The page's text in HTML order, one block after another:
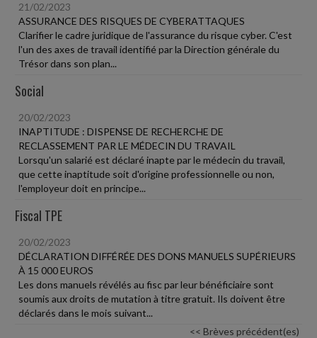
21/02/2023
ASSURANCE DES RISQUES DE CYBERATTAQUES
Clarifier le cadre juridique de l'assurance du risque cyber. C'est
l'un des axes de travail identifié par la Direction générale du
Trésor dans son plan...
Social
20/02/2023
INAPTITUDE : DISPENSE DE RECHERCHE DE
RECLASSEMENT PAR LE MÉDECIN DU TRAVAIL
Lorsqu'un salarié est déclaré inapte par le médecin du travail,
que cette inaptitude soit d'origine professionnelle ou non,
l'employeur doit en principe...
Fiscal TPE
20/02/2023
DÉCLARATION DIFFÉRÉE DES DONS MANUELS SUPÉRIEURS
À 15 000 EUROS
Les dons manuels révélés au fisc par leur bénéficiaire sont
soumis aux droits de mutation à titre gratuit. Ils doivent être
déclarés dans le mois suivant...
<< Brèves précédent(es)